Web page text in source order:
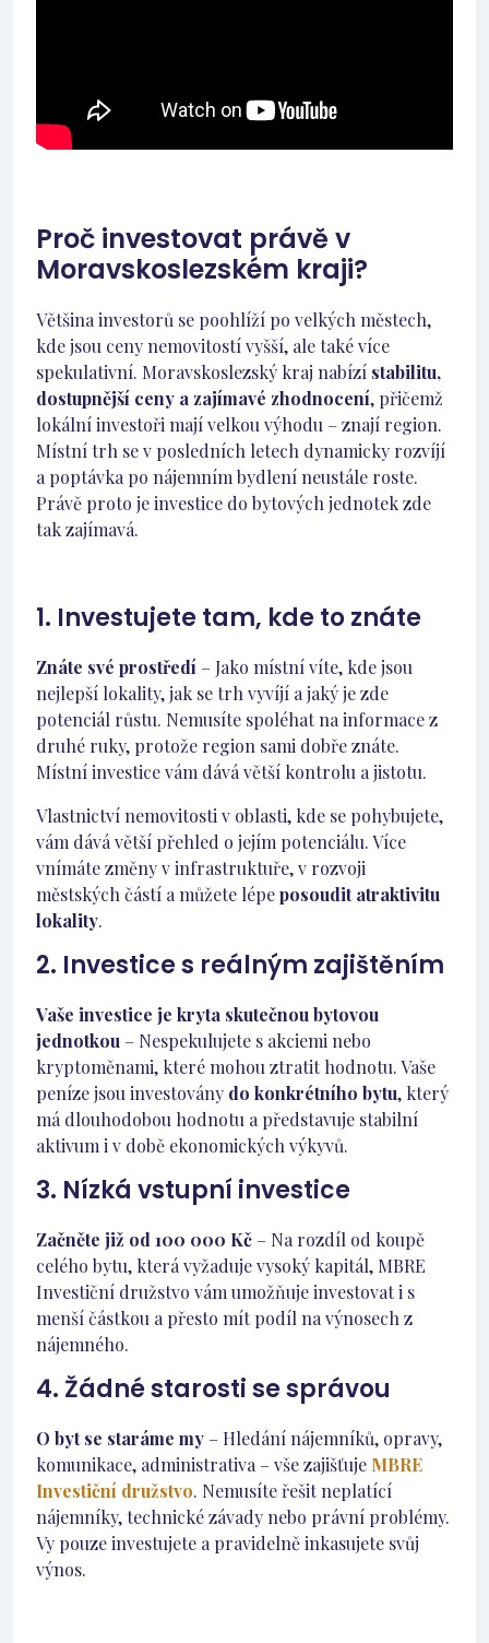
Proč investovat právě v
Moravskoslezském kraji?
Většina investorů se poohlíží po velkých městech,
kde jsou ceny nemovitostí vyšší, ale také více
spekulativní. Moravskoslezský kraj nabízí stabilitu,
dostupnější ceny a zajímavé zhodnocení, přičemž
lokální investoři mají velkou výhodu – znají region.
Místní trh se v posledních letech dynamicky rozvíjí
a poptávka po nájemním bydlení neustále roste.
Právě proto je investice do bytových jednotek zde
tak zajímavá.
1. Investujete tam, kde to znáte
Znáte své prostředí – Jako místní víte, kde jsou
nejlepší lokality, jak se trh vyvíjí a jaký je zde
potenciál růstu. Nemusíte spoléhat na informace z
druhé ruky, protože region sami dobře znáte.
Místní investice vám dává větší kontrolu a jistotu.
Vlastnictví nemovitosti v oblasti, kde se pohybujete,
vám dává větší přehled o jejím potenciálu. Více
vnímáte změny v infrastruktuře, v rozvoji
městských částí a můžete lépeposoudit atraktivitu
lokality.
2. Investice s reálným zajištěním
Vaše investice je kryta skutečnou bytovou
jednotkou – Nespekulujete s akciemi nebo
kryptoměnami, které mohou ztratit hodnotu. Vaše
peníze jsou investovány do konkrétního bytu, který
má dlouhodobou hodnotu a představuje stabilní
aktivum i v době ekonomických výkyvů.
3. Nízká vstupní investice
Začněte již od 100 000 Kč – Na rozdíl od koupě
celého bytu, která vyžaduje vysoký kapitál, MBRE
Investiční družstvo vám umožňuje investovat i s
menší částkou a přesto mít podíl na výnosech z
nájemného.
4. Žádné starosti se správou
O byt se staráme my – Hledání nájemníků, opravy,
komunikace, administrativa – vše zajišťuje MBRE
Investiční družstvo. Nemusíte řešit neplatící
nájemníky, technické závady nebo právní problémy.
Vy pouze investujete a pravidelně inkasujete svůj
výnos.